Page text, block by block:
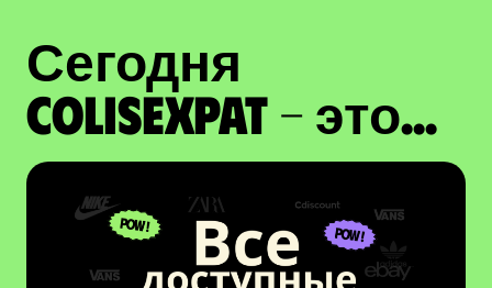
Сегодня
ColisExpat - это...